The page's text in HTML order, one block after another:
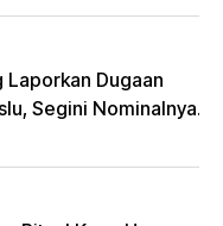
Laporkan Dugaan
Segini Nominalnya
Tribunpriangan.com
di Bandung Laporkan
Bawaslu, Segini